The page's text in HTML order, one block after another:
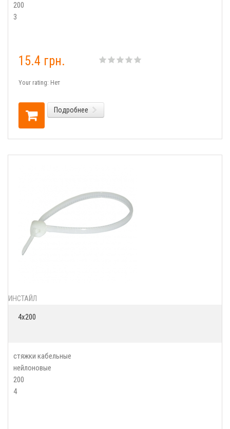
200
3
15.4 грн.
Your rating: Нет
Подробнее
ИНСТАЙЛ
4х200
стяжки кабельные
нейлоновые
200
4